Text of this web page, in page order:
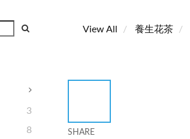
3
8
View All 養生花茶
SHARE